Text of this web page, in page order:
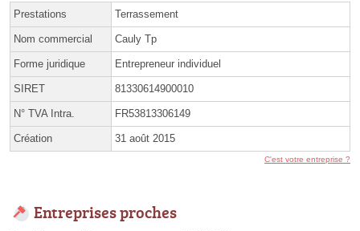
Prestations Terrassement
Nom commercial Cauly Tp
Forme juridique Entrepreneur individuel
SIRET 81330614900010
N° TVA Intra. FR53813306149
Création 31 août 2015
C'est votre entreprise ?
Entreprises proches